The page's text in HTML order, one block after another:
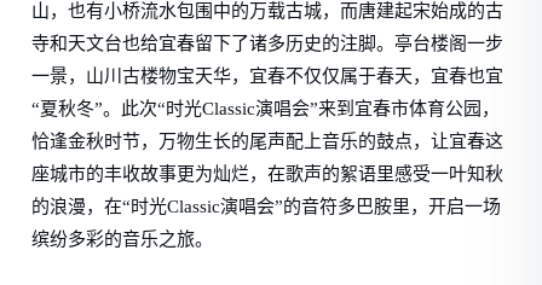
山，也有小桥流水包围中的万载古城，而唐建起宋始成的古
寺和天文台也给宜春留下了诸多历史的注脚。亭台楼阁一步
一景，山川古楼物宝天华，宜春不仅仅属于春天，宜春也宜
“夏秋冬”。此次“时光Classic演唱会”来到宜春市体育公园，
恰逢金秋时节，万物生长的尾声配上音乐的鼓点，让宜春这
座城市的丰收故事更为灿烂，在歌声的絮语里感受一叶知秋
的浪漫，在“时光Classic演唱会”的音符多巴胺里，开启一场
缤纷多彩的音乐之旅。